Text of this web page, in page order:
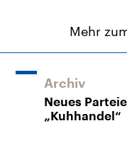
Mehr
Archiv
Neues
„Kuhhandel“